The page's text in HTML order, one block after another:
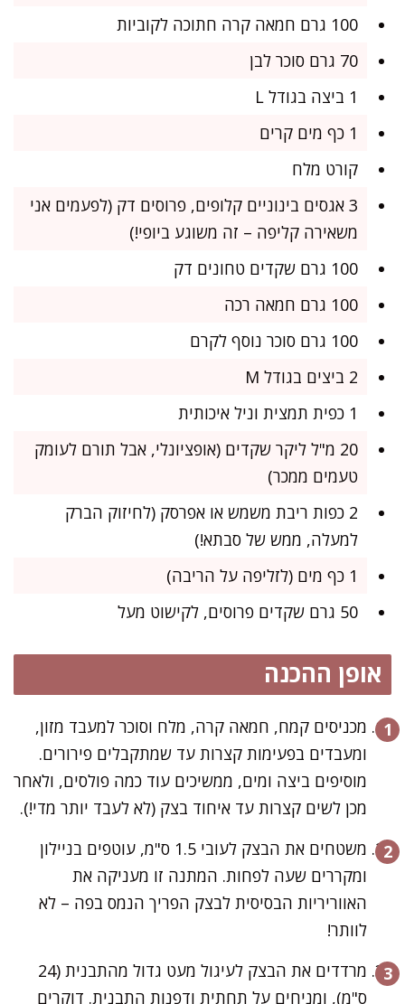
100 גרם חמאה קרה חתוכה לקוביות
70 גרם סוכר לבן
1 ביצה בגודל L
1 כף מים קרים
קורט מלח
3 אגסים בינוניים קלופים, פרוסים דק (לפעמים אני
משאירה קליפה – זה משוגע ביופי!)
100 גרם שקדים טחונים דק
100 גרם חמאה רכה
100 גרם סוכר נוסף לקרם
2 ביצים בגודל M
1 כפית תמצית וניל איכותית
20 מ"ל ליקר שקדים (אופציונלי, אבל תורם לעומק
טעמים ממכר)
2 כפות ריבת משמש או אפרסק (לחיזוק הברק
למעלה, ממש של סבתא!)
1 כף מים (לזליפה על הריבה)
50 גרם שקדים פרוסים, לקישוט מעל
אופן ההכנה
מכניסים קמח, חמאה קרה, מלח וסוכר למעבד מזון,
ומעבדים בפעימות קצרות עד שמתקבלים פירורים.
מוסיפים ביצה ומים, ממשיכים עוד כמה פולסים, ולאחר
מכן לשים קצרות עד איחוד בצק (לא לעבד יותר מדי!).
משטחים את הבצק לעובי 1.5 ס"מ, עוטפים בניילון
ומקררים שעה לפחות. המתנה זו מעניקה את
האווריריות הבסיסית לבצק הפריך הנמס בפה – לא
לוותר!
מרדדים את הבצק לעיגול מעט גדול מהתבנית (24
ס"מ), ומניחים על תחתית ודפנות התבנית. דוקרים